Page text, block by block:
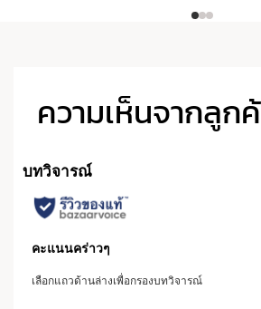
ความเห็นจากลูก